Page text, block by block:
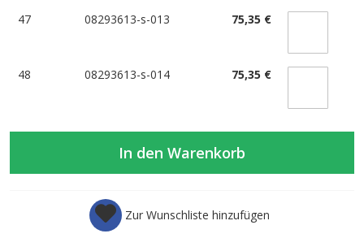
47 08293613-s-013 75,35 €
48 08293613-s-014 75,35 €
In den Warenkorb
Zur Wunschliste hinzufügen